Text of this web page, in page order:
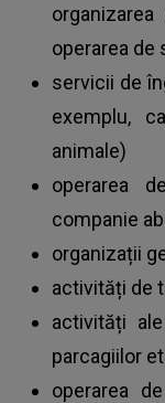
operarea
servicii de
exemplu,
animale)
operarea
companie
organizații
activități de
activități
parcagiilor
operarea